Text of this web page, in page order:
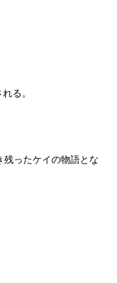
る。
ったケイの物語とな